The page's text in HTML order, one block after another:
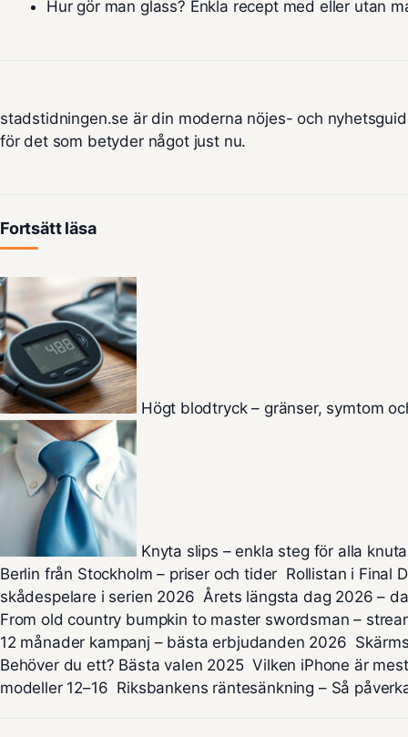
Hur gör man glass? Enkla recept med eller utan
stadstidningen.se är din moderna nöjes- och
för det som betyder något just nu.
Fortsätt läsa
Högt blodtryck – gränser, symtom
Knyta slips – enkla steg för alla
Berlin från Stockholm – priser och tider Rollistan i Final
skådespelare i serien 2026 Årets längsta dag 2026 –
From old country bumpkin to master swordsman –
12 månader kampanj – bästa erbjudanden 2026
Behöver du ett? Bästa valen 2025 Vilken iPhone är
modeller 12–16 Riksbankens räntesänkning – Så